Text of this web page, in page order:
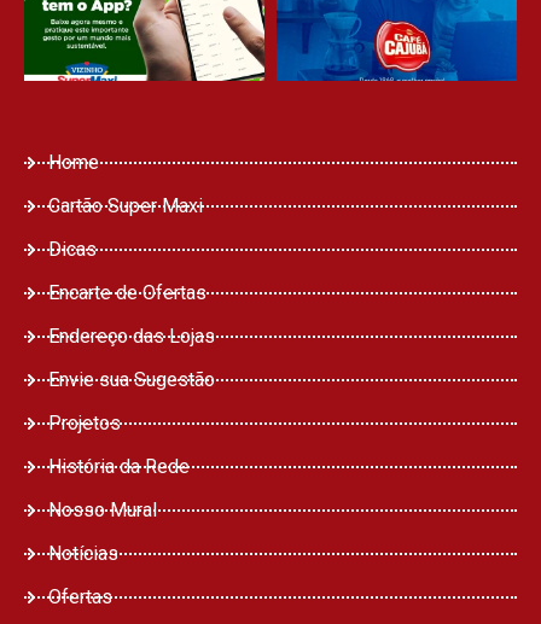
Home
Cartão Super Maxi
Dicas
Encarte de Ofertas
Endereço das Lojas
Envie sua Sugestão
Projetos
História da Rede
Nosso Mural
Notícias
Ofertas